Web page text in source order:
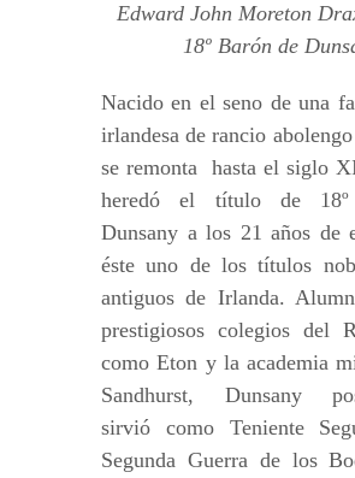
Edward John Moreton
18º Barón de
Nacido en el seno de una
irlandesa de rancio
se remonta hasta el siglo
heredó el título de
Dunsany a los 21 años de
éste uno de los títulos
antiguos de Irlanda.
prestigiosos colegios del
como Eton y la academia
Sandhurst, Dunsany
sirvió como Teniente
Segunda Guerra de los